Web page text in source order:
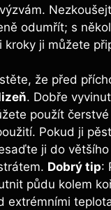
odumřít; s
kroky ji můžete
že před
. Dobře
použít
Pokud ji
ji do
Dobrý tip:
půdu kolem
extrémními